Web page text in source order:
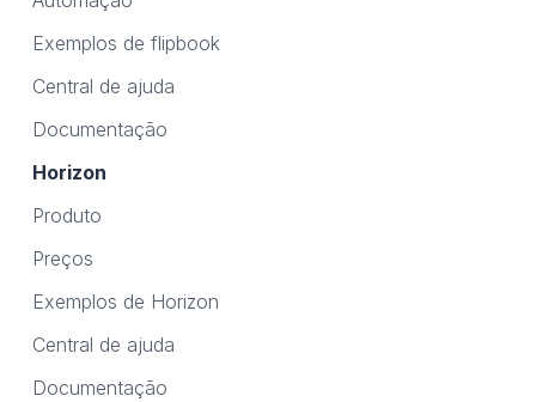
Exemplos de flipbook
Central de ajuda
Documentação
Horizon
Produto
Preços
Exemplos de Horizon
Central de ajuda
Documentação